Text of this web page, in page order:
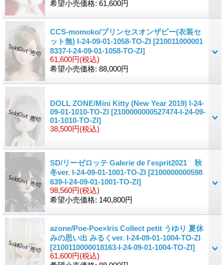
希望小売価格: 61,600円
CCS-momoko/プリンセスオンザピー(衣装セ
ット無) I-24-09-01-1058-TO-ZI [210011000001
8337-I-24-09-01-1058-TO-ZI]
61,600円(税込)
希望小売価格: 88,000円
DOLL ZONE/Mini Kitty (New Year 2019) I-24-
09-01-1010-TO-ZI [2100000000527474-I-24-09-
01-1010-TO-ZI]
38,500円(税込)
SD/リーゼロッテ Galerie de l'esprit2021 秋
冬ver. I-24-09-01-1001-TO-ZI [2100000000598
639-I-24-09-01-1001-TO-ZI]
98,560円(税込)
希望小売価格: 140,800円
azone/Poe-Poe×Iris Collect petit うゆり 夏休
みの思い出 みるくver. I-24-09-01-1004-TO-ZI
[2100110000018163-I-24-09-01-1004-TO-ZI]
61,600円(税込)